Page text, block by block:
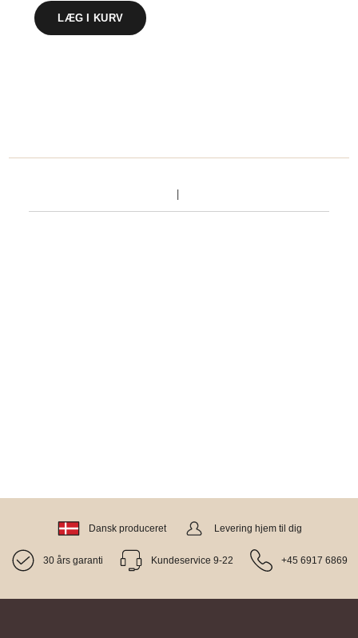
Dansk produceret Levering hjem til dig
30 års garanti Kundeservice 9-22 +45 6917 6869